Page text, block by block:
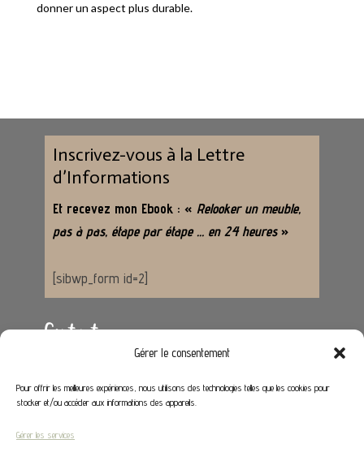
Gérer le consentement
Pour offrir les meilleures expériences, nous utilisons des technologies telles que les cookies pour
stocker et/ou accéder aux informations des appareils.
Gérer les services
donner un aspect plus durable.
Inscrivez-vous à la Lettre
d’Informations
Et recevez mon Ebook : « Relooker un meuble,
pas à pas, étape par étape … en 24 heures »
[sibwp_form id=2]
Contact
contact@stephaniedeco.fr